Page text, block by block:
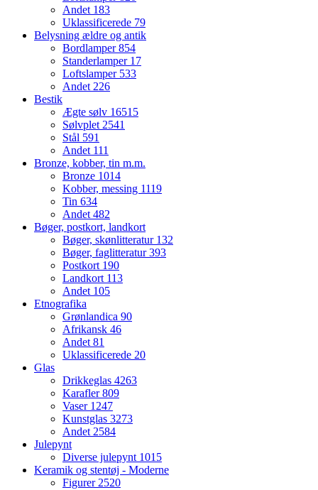
Andet 183
Uklassificerede 79
Belysning ældre og antik
Bordlamper854
Standerlamper 17
Loftslamper 533
Andet 226
Bestik
Ægte sølv 16515
Sølvplet 2541
Stål 591
Andet 111
Bronze, kobber, tin m.m.
Bronze 1014
Kobber, messing 1119
Tin 634
Andet 482
Bøger, postkort, landkort
Bøger, skønlitteratur 132
Bøger, faglitteratur393
Postkort 190
Landkort 113
Andet 105
Etnografika
Grønlandica 90
Afrikansk 46
Andet 81
Uklassificerede 20
Glas
Drikkeglas 4263
Karafler809
Vaser 1247
Kunstglas 3273
Andet 2584
Julepynt
Diverse julepynt 1015
Keramik og stentøj - Moderne
Figurer 2520